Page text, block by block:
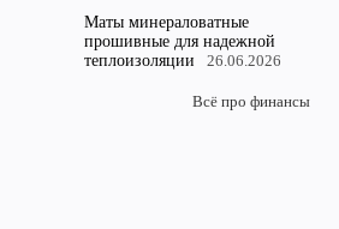
Маты минераловатные
прошивные для надежной
теплоизоляции
26.06.2026
Всё про финансы